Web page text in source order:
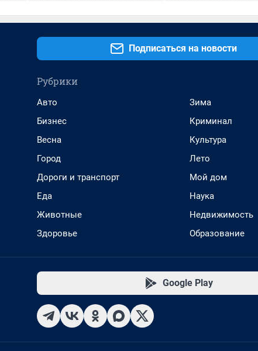
Подписаться на новости
Рубрики
Авто
Бизнес
Весна
Город
Дороги и транспорт
Еда
Животные
Здоровье
Зима
Криминал
Культура
Лето
Мой дом
Наука
Недвижимость
Образование
Google Play